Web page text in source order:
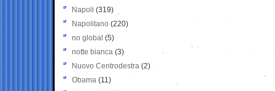
Napoli (319)
Napolitano (220)
no global (5)
notte bianca (3)
Nuovo Centrodestra (2)
Obama (11)